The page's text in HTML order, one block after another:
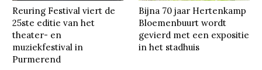
Reuring Festival viert de
25ste editie van het
theater- en
muziekfestival in
Purmerend
Bijna 70 jaar Hertenkamp
Bloemenbuurt wordt
gevierd met een expositie
in het stadhuis